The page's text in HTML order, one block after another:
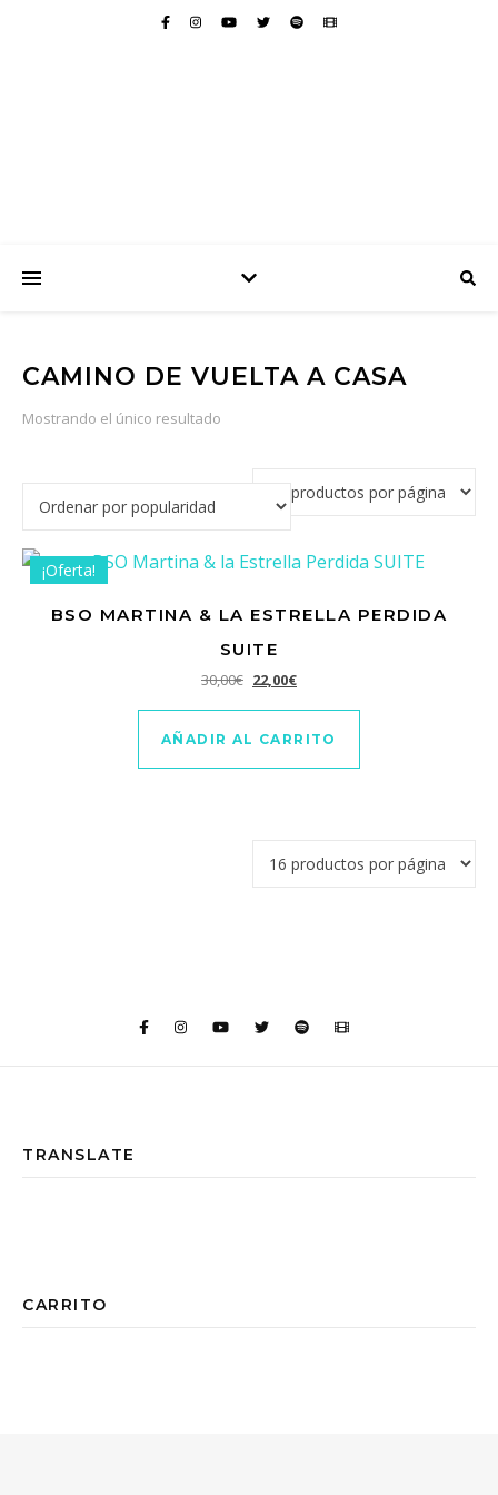
CAMINO DE VUELTA A CASA
Mostrando el único resultado
¡Oferta!
BSO MARTINA & LA ESTRELLA PERDIDA
SUITE
30,00€ El precio original era: 30,00€.
22,00€El precio actual es: 22,00€.
AÑADIR AL CARRITO
TRANSLATE
CARRITO